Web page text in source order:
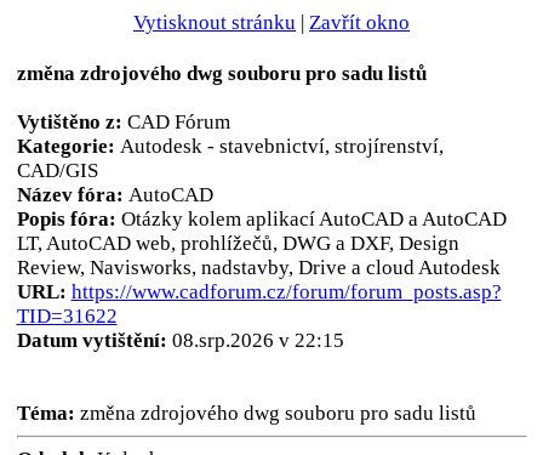
Vytisknout stránku | Zavřít okno
změna zdrojového dwg souboru pro sadu listů
Vytištěno z: CAD Fórum
Kategorie: Autodesk - stavebnictví, strojírenství,
CAD/GIS
Název fóra: AutoCAD
Popis fóra: Otázky kolem aplikací AutoCAD a AutoCAD
LT, AutoCAD web, prohlížečů, DWG a DXF, Design
Review, Navisworks, nadstavby, Drive a cloud Autodesk
URL: https://www.cadforum.cz/forum/forum_posts.asp?
TID=31622
Datum vytištění: 08.srp.2026 v 22:15
Téma: změna zdrojového dwg souboru pro sadu listů